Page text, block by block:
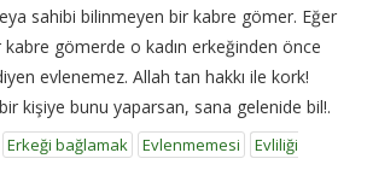
sahibi bilinmeyen bir kabre gömer. Eğer
gömerde o kadın erkeğinden önce
evlenemez. Allah tan hakkı ile kork!
kişiye bunu yaparsan, sana gelenide bil!.
Erkeği bağlamak Evlenmemesi
Evliliği